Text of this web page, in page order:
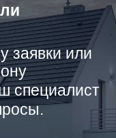
заявки или
специалист